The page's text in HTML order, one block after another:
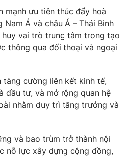
Infographic
VTV Thể thao
Tấm lòng Việt
mạnh ưu tiên thúc đẩy hoà
Á và châu Á – Thái Bình
vai trò trung tâm trong tạo
thông qua đối thoại và ngoại
tăng cường liên kết kinh tế,
đầu tư, và mở rộng quan hệ
nhằm duy trì tăng trưởng và
và bao trùm trở thành nội
nỗ lực xây dựng cộng đồng,